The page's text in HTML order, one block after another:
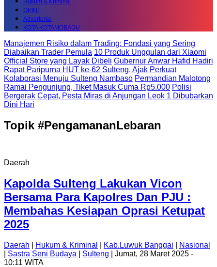
Hukum & Kriminal
OPINI
Advertorial
KOTA KOTAMOBAGU
Manajemen Risiko dalam Trading: Fondasi yang Sering
Diabaikan Trader Pemula 10 Produk Unggulan dari Xiaomi
Official Store yang Layak Dibeli Gubernur Anwar Hafid Hadiri
Rapat Paripurna HUT ke-62 Sulteng, Ajak Perkuat
Kolaborasi Menuju Sulteng Nambaso Permandian Malotong
Ramai Pengunjung, Tiket Masuk Cuma Rp5.000 Polisi
Bergerak Cepat, Pesta Miras di Anjungan Leok 1 Dibubarkan
Dini Hari
Topik #PengamananLebaran
Daerah
Kapolda Sulteng Lakukan Vicon
Bersama Para Kapolres Dan PJU :
Membahas Kesiapan Oprasi Ketupat
2025
Daerah Hukum & Kriminal Kab.Luwuk Banggai
Nasional
Sastra Seni Budaya Sulteng | Jumat, 28 Maret 2025 -
10:11 WITA